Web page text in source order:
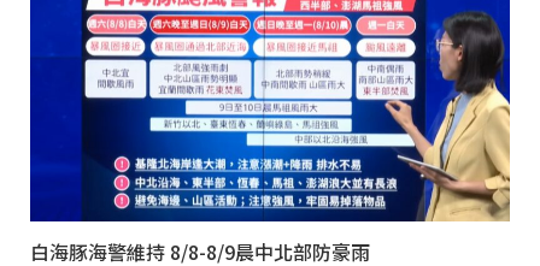
白海豚海警維持 8/8-8/9晨中北部防豪雨